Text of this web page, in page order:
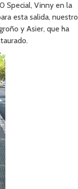
Special, Vinny en la
esta salida, nuestro
y Asier, que ha